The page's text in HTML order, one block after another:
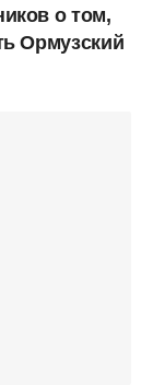
о том,
Ормузский